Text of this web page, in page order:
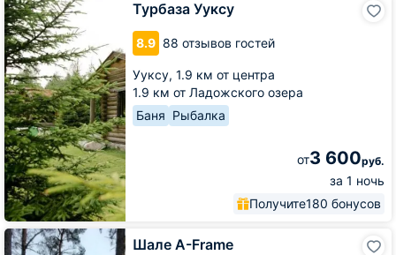
Турбаза Ууксу
8.9 88 отзывов гостей
Ууксу, 1.9 км от центра
1.9 км от Ладожского озера
Баня Рыбалка
от3 600руб.
за 1 ночь
Получите180 бонусов
Ууксу
Шале A-Frame
Шале
A-